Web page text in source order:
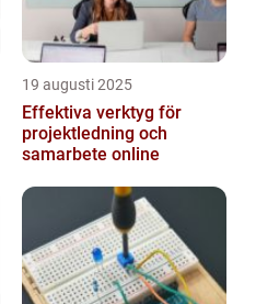
19 augusti 2025
Effektiva verktyg för
projektledning och
samarbete online